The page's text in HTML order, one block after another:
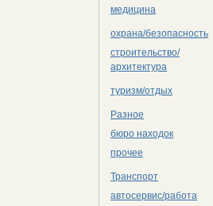
медицина
охрана/безопасность
строительство/
архитектура
туризм/отдых
Разное
бюро находок
прочее
Транспорт
автосервис/работа